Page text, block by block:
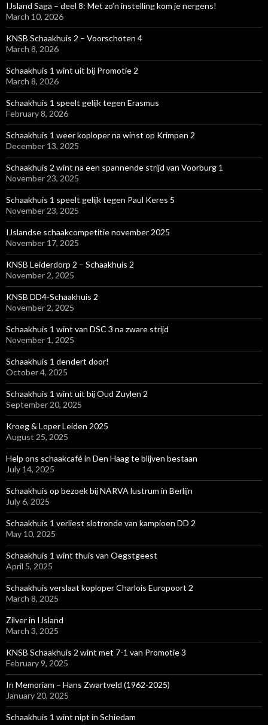
IJsland Saga – deel 8: Met zo’n instelling kom je nergens!
March 10, 2026
KNSB Schaakhuis 2 – Voorschoten 4
March 8, 2026
Schaakhuis 1 wint uit bij Promotie 2
March 8, 2026
Schaakhuis 1 speelt gelijk tegen Erasmus
February 8, 2026
Schaakhuis 1 weer koploper na winst op Krimpen 2
December 13, 2025
Schaakhuis 2 wint na een spannende strijd van Voorburg 1
November 23, 2025
Schaakhuis 1 speelt gelijk tegen Paul Keres 5
November 23, 2025
IJslandse schaakcompetitie november 2025
November 17, 2025
KNSB Leiderdorp 2 – Schaakhuis 2
November 2, 2025
KNSB DD4-Schaakhuis 2
November 2, 2025
Schaakhuis 1 wint van DSC 3 na zware strijd
November 1, 2025
Schaakhuis 1 dendert door!
October 4, 2025
Schaakhuis 1 wint uit bij Oud Zuylen 2
September 20, 2025
Kroeg & Loper Leiden 2025
August 25, 2025
Help ons schaakcafé in Den Haag te blijven bestaan
July 14, 2025
Schaakhuis op bezoek bij NARVA lustrum in Berlijn
July 6, 2025
Schaakhuis 1 verliest slotronde van kampioen DD 2
May 10, 2025
Schaakhuis 1 wint thuis van Oegstgeest
April 5, 2025
Schaakhuis verslaat koploper Charlois Europoort 2
March 8, 2025
Zilver in IJsland
March 3, 2025
KNSB Schaakhuis 2 wint met 7-1 van Promotie 3
February 9, 2025
In Memoriam – Hans Zwartveld (1962-2025)
January 20, 2025
Schaakhuis 1 wint nipt in Schiedam